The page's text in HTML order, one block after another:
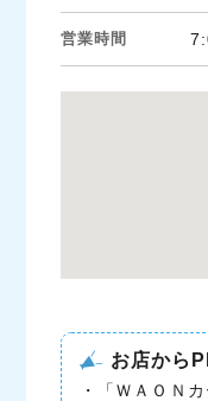
営業時間
お店から
・「ＷＡＯＮ